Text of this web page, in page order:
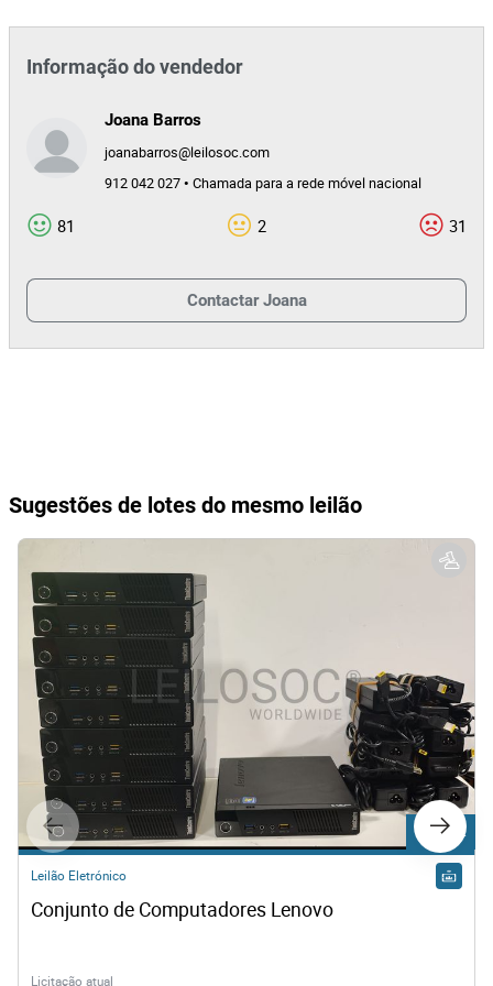
Informação do vendedor
Joana Barros
joanabarros@leilosoc.com
912 042 027 • Chamada para a rede móvel nacional
81 2 31
Contactar Joana
Sugestões de lotes do mesmo leilão
Lote 572
Leilão Eletrónico
Conjunto de Computadores Lenovo
Licitação atual